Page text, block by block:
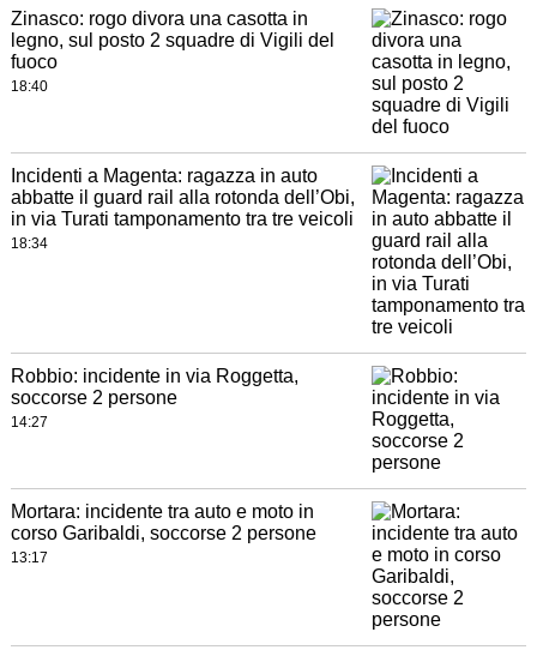
Zinasco: rogo divora una casotta in
legno, sul posto 2 squadre di Vigili del
fuoco
18:40
Incidenti a Magenta: ragazza in auto
abbatte il guard rail alla rotonda dell’Obi,
in via Turati tamponamento tra tre veicoli
18:34
Robbio: incidente in via Roggetta,
soccorse 2 persone
14:27
Mortara: incidente tra auto e moto in
corso Garibaldi, soccorse 2 persone
13:17